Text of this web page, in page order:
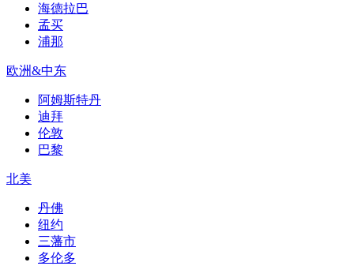
海德拉巴
孟买
浦那
欧洲&中东
阿姆斯特丹
迪拜
伦敦
巴黎
北美
丹佛
纽约
三藩市
多伦多